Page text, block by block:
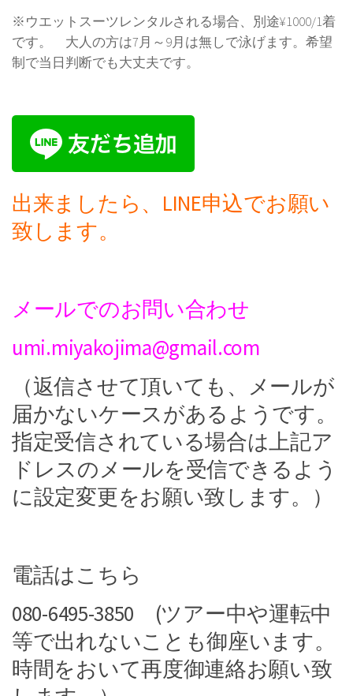
※ウエットスーツレンタルされる場合、別途¥1000/1着
です。 大人の方は7月～9月は無しで泳げます。希望
制で当日判断でも大丈夫です。
出来ましたら、LINE申込でお願い
致します。
メールでのお問い合わせ
umi.miyakojima@gmail.com
（返信させて頂いても、メールが
届かないケースがあるようです。
指定受信されている場合は上記ア
ドレスのメールを受信できるよう
に設定変更をお願い致します。）
電話はこちら
080-6495-3850 (ツアー中や運転中
等で出れないことも御座います。
時間をおいて再度御連絡お願い致